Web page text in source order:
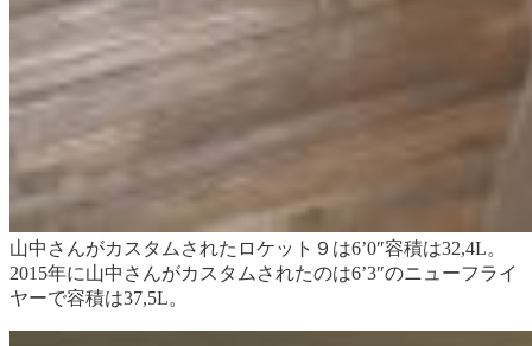
山中さんがカスタムされたロケット９は6’0″容積は32,4L。
2015年に山中さんがカスタムされたのは6’3″のニューフライ
ヤーで容積は37,5L。